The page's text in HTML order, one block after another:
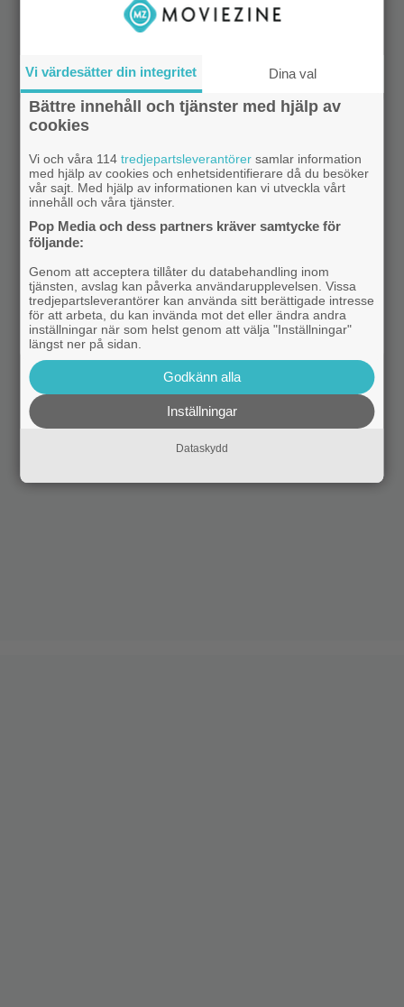
Vi värdesätter din integritet Dina val
Bättre innehåll och tjänster med hjälp av
cookies
Vi och våra 114tredjepartsleverantörer samlar information
med hjälp av cookies och enhetsidentifierare då du besöker
vår sajt. Med hjälp av informationen kan vi utveckla vårt
innehåll och våra tjänster.
Pop Media och dess partners kräver samtycke för
följande:
Genom att acceptera tillåter du databehandling inom
tjänsten, avslag kan påverka användarupplevelsen. Vissa
tredjepartsleverantörer kan använda sitt berättigade intresse
för att arbeta, du kan invända mot det eller ändra andra
inställningar när som helst genom att välja "Inställningar"
längst ner på sidan.
Godkänn alla
Inställningar
Dataskydd